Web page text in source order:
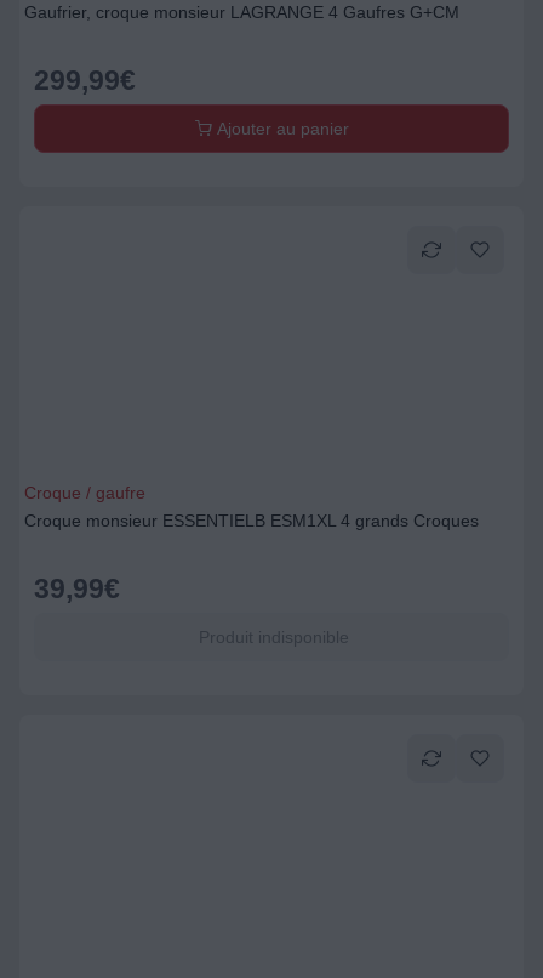
Gaufrier, croque monsieur LAGRANGE 4 Gaufres G+CM
299,99€
Ajouter au panier
Croque / gaufre
Croque monsieur ESSENTIELB ESM1XL 4 grands Croques
39,99€
Produit indisponible